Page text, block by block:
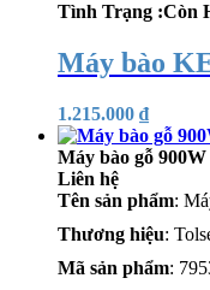
Tình Trạng :Còn
Máy bào
1.215.000 ₫
Máy bào gỗ 900W
Liên hệ
Tên sản phẩm:
Thương hiệu:
Mã sản phẩm: